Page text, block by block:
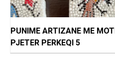
PUNIME ARTIZANE ME
PJETER PERKEQI 5